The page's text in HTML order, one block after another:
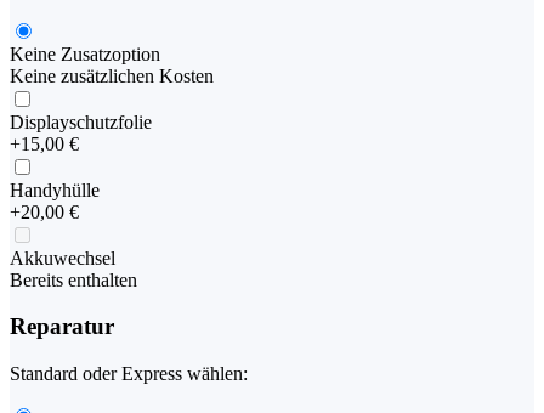
Keine Zusatzoption
Keine zusätzlichen Kosten
Displayschutzfolie
+15,00 €
Handyhülle
+20,00 €
Akkuwechsel
Bereits enthalten
Reparatur
Standard oder Express wählen: